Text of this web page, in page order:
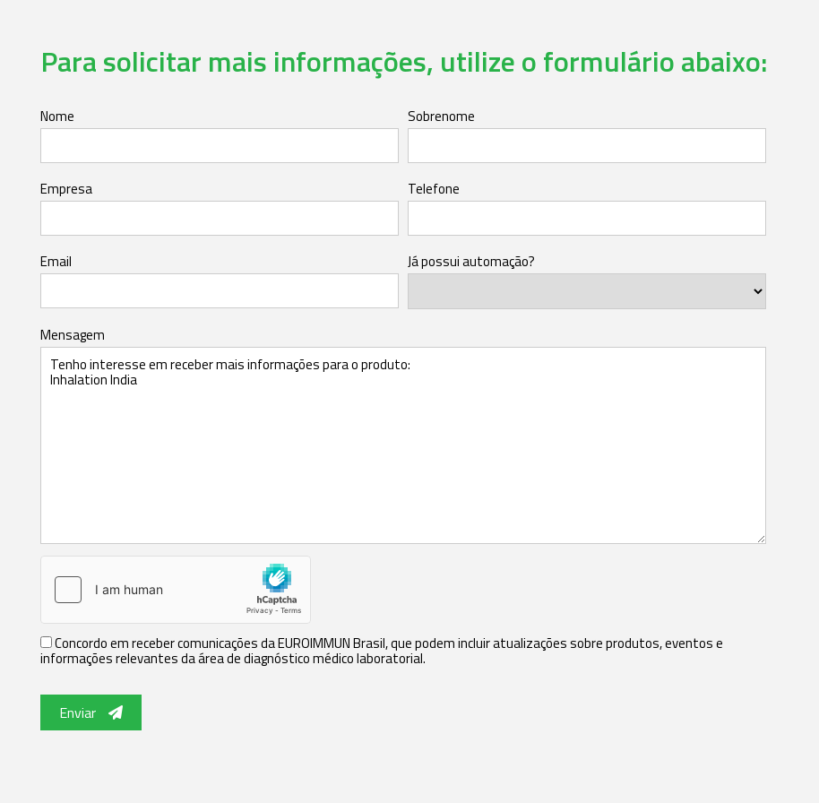
Para solicitar mais informações, utilize o formulário abaixo:
Nome Sobrenome
Empresa Telefone
Email Já possui automação?
Mensagem
Concordo em receber comunicações da EUROIMMUN Brasil, que podem incluir atualizações sobre produtos, eventos e
informações relevantes da área de diagnóstico médico laboratorial.
Enviar